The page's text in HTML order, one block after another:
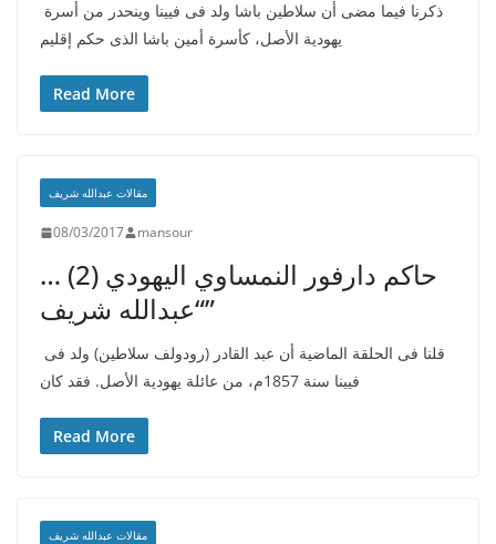
يهودية الأصل، كأسرة أمين باشا الذى حكم إقليم
Read More
مقالات عبدالله شريف
08/03/2017 mansour
حاكم دارفور النمساوي اليهودي (2) …
“عبدالله شريف”
فيينا سنة 1857م، من عائلة يهودية الأصل. فقد كان
Read More
مقالات عبدالله شريف